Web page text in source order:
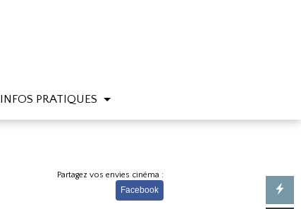
INFOS PRATIQUES
Partagez vos envies cinéma :
Facebook